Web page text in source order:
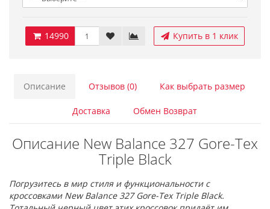
14990 Купить в 1 клик
Описание Отзывов (0) Как выбрать размер
Доставка Обмен Возврат
Описание New Balance 327 Gore-Tex
Triple Black
Погрузитесь в мир стиля и функциональности с
кроссовками New Balance 327 Gore-Tex Triple Black.